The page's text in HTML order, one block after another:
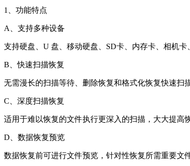
1、功能特点
A、支持多种设备
支持硬盘、U 盘、移动硬盘、SD卡、内存卡、相机卡
B、快速扫描恢复
无需漫长的扫描等待、删除恢复和格式化恢复快速扫
C、深度扫描恢复
适用于难以恢复的文件执行更深入的扫描，大大提高
D、数据恢复预览
数据恢复前可进行文件预览，针对性恢复所需重要文